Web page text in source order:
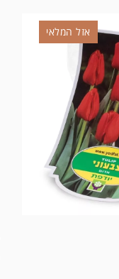
אזל המלאי